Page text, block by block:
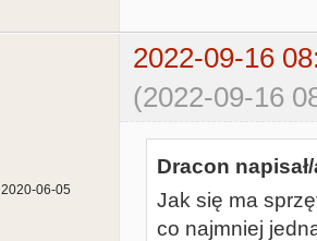
2022-09-16
(2022-09-16
2020-06-05
Dracon
Jak się ma
co najmniej